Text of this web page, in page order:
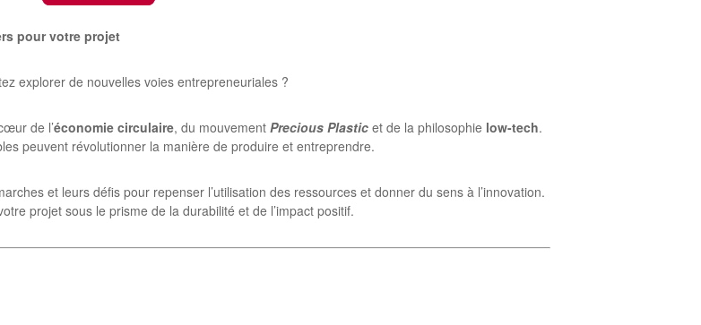
pour votre projet
explorer de nouvelles voies entrepreneuriales ?
de l’économie circulaire, du mouvement Precious Plastic et de la philosophie low-tech.
peuvent révolutionner la manière de produire et entreprendre.
et leurs défis pour repenser l’utilisation des ressources et donner du sens à l’innovation.
projet sous le prisme de la durabilité et de l’impact positif.